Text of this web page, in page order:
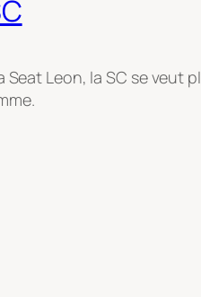
Leon, la SC se